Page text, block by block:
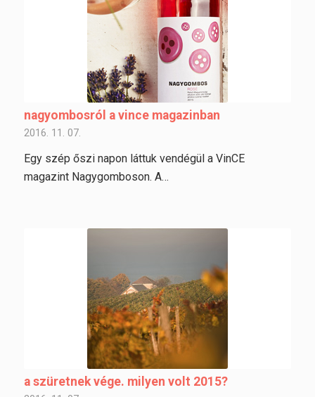
nagyombosról a vince magazinban
2016. 11. 07.
Egy szép őszi napon láttuk vendégül a VinCE
magazint Nagygomboson. A…
a szüretnek vége. milyen volt 2015?